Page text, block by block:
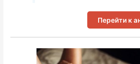
Перейти к